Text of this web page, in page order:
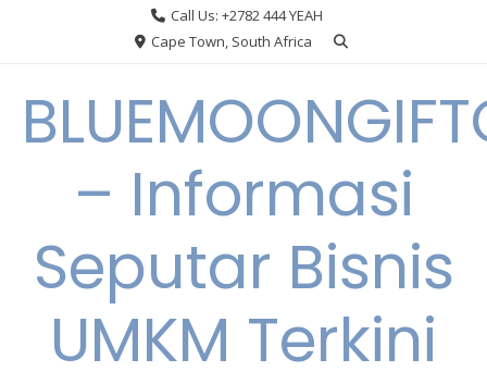
Call Us: +2782 444 YEAH
Cape Town, South Africa
– Informasi
Seputar Bisnis
UMKM Terkini